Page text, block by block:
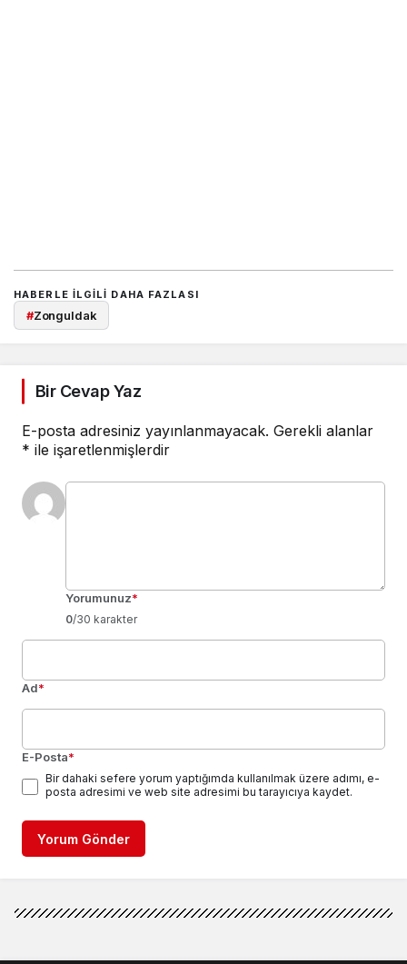
HABERLE ILGILI DAHA FAZLASI
#Zonguldak
Bir Cevap Yaz
E-posta adresiniz yayınlanmayacak. Gerekli alanlar
* ile işaretlenmişlerdir
Yorumunuz*
0/30 karakter
Ad*
E-Posta*
Bir dahaki sefere yorum yaptığımda kullanılmak üzere adımı, e-
posta adresimi ve web site adresimi bu tarayıcıya kaydet.
Yorum Gönder